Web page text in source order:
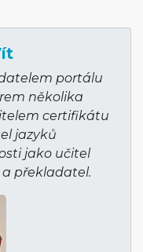
portálu
několika
certifikátu
jazyků
jako učitel
a překladatel.